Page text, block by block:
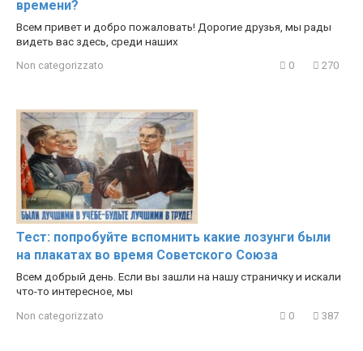
времени?
Всем привет и добро пожаловать! Дорогие друзья, мы рады
видеть вас здесь, среди наших
Non categorizzato 0 270
Тест: попробуйте вспомнить какие лозунги были
на плакатах во время Советского Союза
Всем добрый день. Если вы зашли на нашу страничку и искали
что-то интересное, мы
Non categorizzato 0 387